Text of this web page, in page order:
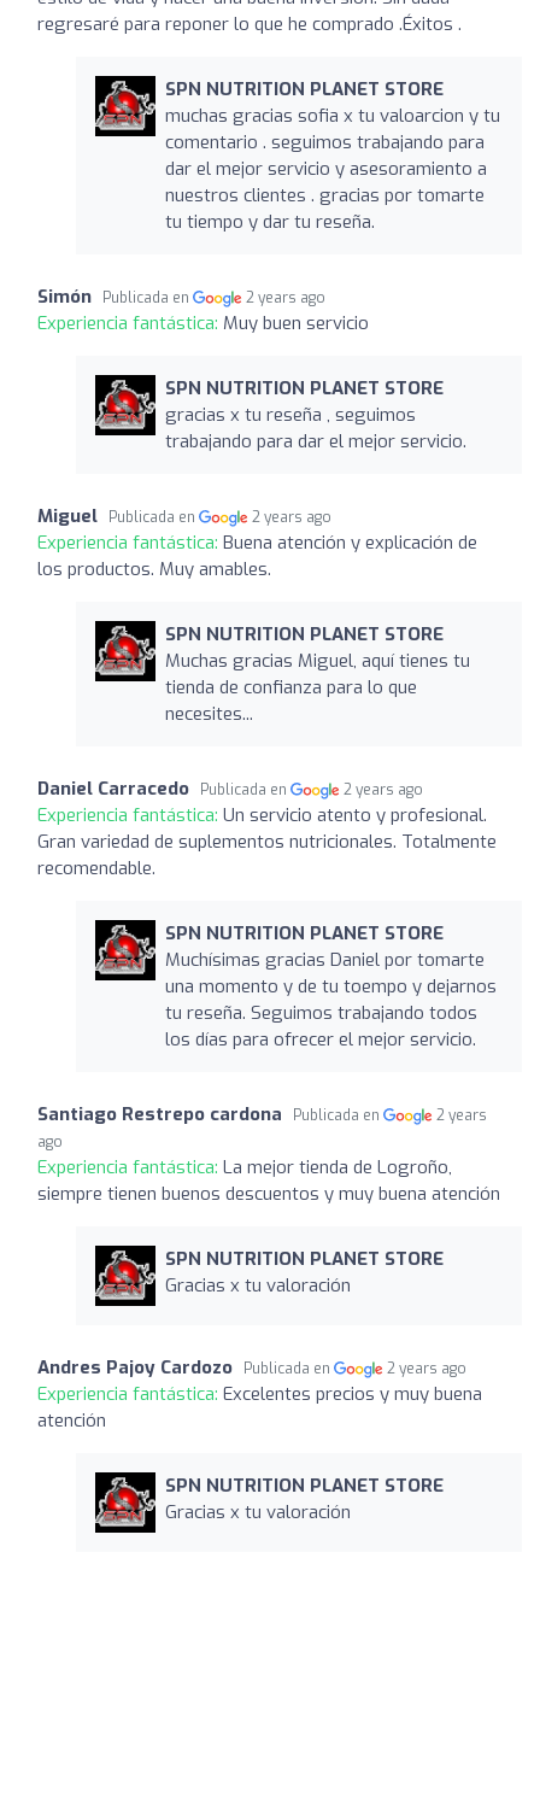
regresaré para reponer lo que he comprado .Éxitos .
SPN NUTRITION PLANET STORE
muchas gracias sofia x tu valoarcion y tu
comentario . seguimos trabajando para
dar el mejor servicio y asesoramiento a
nuestros clientes . gracias por tomarte
tu tiempo y dar tu reseña.
Simón Publicada en 2 years ago
Experiencia fantástica: Muy buen servicio
SPN NUTRITION PLANET STORE
gracias x tu reseña , seguimos
trabajando para dar el mejor servicio.
Miguel Publicada en 2 years ago
Experiencia fantástica: Buena atención y explicación de
los productos. Muy amables.
SPN NUTRITION PLANET STORE
Muchas gracias Miguel, aquí tienes tu
tienda de confianza para lo que
necesites...
Daniel Carracedo Publicada en 2 years ago
Experiencia fantástica: Un servicio atento y profesional.
Gran variedad de suplementos nutricionales. Totalmente
recomendable.
SPN NUTRITION PLANET STORE
Muchísimas gracias Daniel por tomarte
una momento y de tu toempo y dejarnos
tu reseña. Seguimos trabajando todos
los días para ofrecer el mejor servicio.
Santiago Restrepo cardona Publicada en
2 years
ago
Experiencia fantástica: La mejor tienda de Logroño,
siempre tienen buenos descuentos y muy buena atención
SPN NUTRITION PLANET STORE
Gracias x tu valoración
Andres Pajoy Cardozo Publicada en 2 years ago
Experiencia fantástica: Excelentes precios y muy buena
atención
SPN NUTRITION PLANET STORE
Gracias x tu valoración